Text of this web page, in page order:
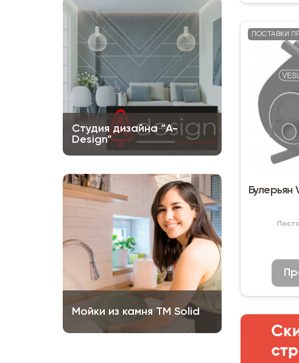
Студия дизайна “A-
Design”
Мойки из камня ТМ Solid
ПОСТАВКИ
Булерьян